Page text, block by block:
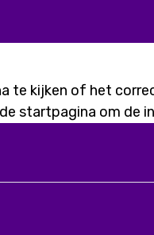
te kijken of het
startpagina om de